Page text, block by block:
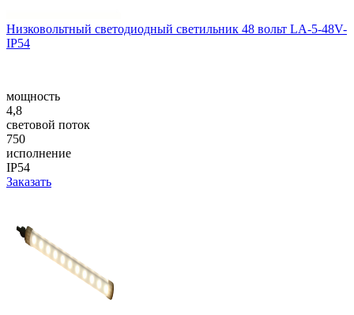
Низковольтный светодиодный светильник 48 вольт LA-5-48V-
IP54
мощность
4,8
световой поток
750
исполнение
IP54
Заказать